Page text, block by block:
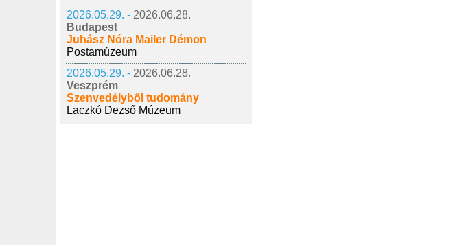
2026.05.29. - 2026.06.28.
Budapest
Juhász Nóra Mailer Démon
Postamúzeum
2026.05.29. - 2026.06.28.
Veszprém
Szenvedélyből tudomány
Laczkó Dezső Múzeum